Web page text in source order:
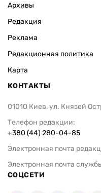
Архивы
Редакция
Реклама
Редакционная политика
Карта
КОНТАКТЫ
01010 Киев, ул. Князей
Телефон редакции:
+380 (44) 280-04-85
Электронная почта
Электронная почта
СОЦСЕТИ